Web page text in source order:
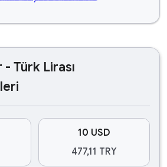
Türk Lirası
10 USD
477,11 TRY